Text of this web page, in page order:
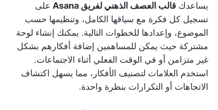
يساعدك قالب العصف الذهني لفريق Asana
على
تسجيل كل فكرة مع سياقها الكامل، وتنظيمها حسب
الموضوع، وإعدادها للخطوات التالية. يمكنك إنشاء لوحة
مشتركة حيث يمكن للمساهمين إضافة أفكارهم بشكل
غير متزامن أو في الوقت الفعلي أثناء الاجتماعات.
استخدم العلامات لتصنيف الأفكار، مما يسهل اكتشاف
الاتجاهات أو التكرارات بنظرة واحدة.